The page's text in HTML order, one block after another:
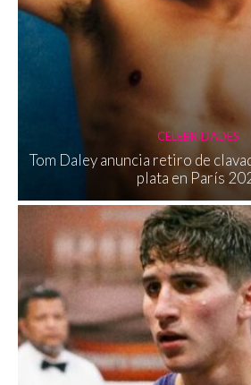
CELEBRIDADES
Tom Daley anuncia retiro de
plata en París